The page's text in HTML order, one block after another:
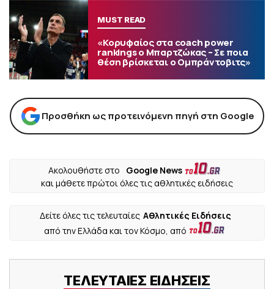
MUST READ
«Κορυφαίος στα coach power
rankings ο Μπαρτζώκας – Σε ποια
θέση βρίσκεται ο Ομπράντοβιτς»
Προσθήκη ως προτεινόμενη πηγή στη Google
Ακολουθήστε στο
Google News
και μάθετε πρώτοι όλες τις αθλητικές ειδήσεις
Δείτε όλες τις τελευταίες Αθλητικές Ειδήσεις
από την Ελλάδα και τον Κόσμο, από
ΤΕΛΕΥΤΑΙΕΣ ΕΙΔΗΣΕΙΣ